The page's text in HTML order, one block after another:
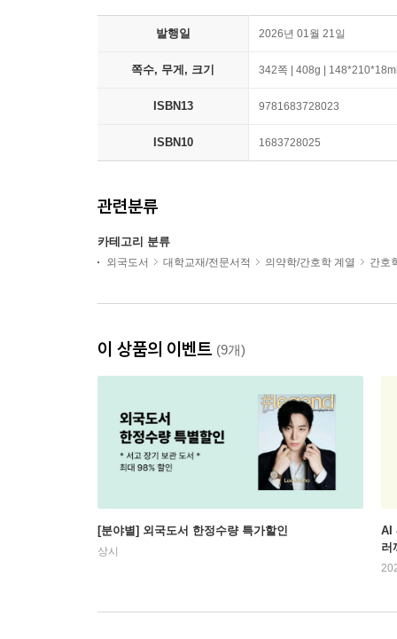
발행일 2026년 01월 21일
쪽수, 무게, 크기 342쪽 | 408g |
ISBN13 9781683728023
ISBN10 1683728025
관련분류
카테고리 분류
외국도서 대학교재/전문서적 의약학/간호학 계열 간호
이 상품의 이벤트 (9개)
[분야별] 외국도서 한정수량 특가할인
상시
AI
러